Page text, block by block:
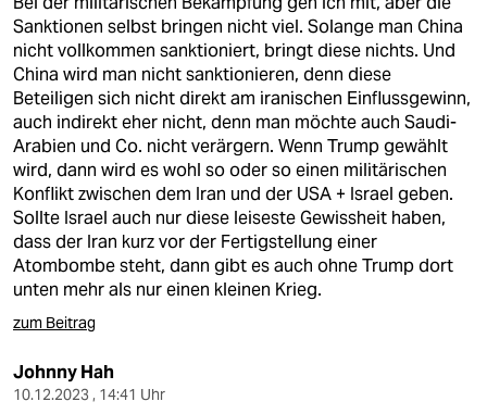
Sanktionen selbst bringen nicht viel. Solange man China
nicht vollkommen sanktioniert, bringt diese nichts. Und
China wird man nicht sanktionieren, denn diese
Beteiligen sich nicht direkt am iranischen Einflussgewinn,
auch indirekt eher nicht, denn man möchte auch Saudi-
Arabien und Co. nicht verärgern. Wenn Trump gewählt
wird, dann wird es wohl so oder so einen militärischen
Konflikt zwischen dem Iran und der USA + Israel geben.
Sollte Israel auch nur diese leiseste Gewissheit haben,
dass der Iran kurz vor der Fertigstellung einer
Atombombe steht, dann gibt es auch ohne Trump dort
unten mehr als nur einen kleinen Krieg.
zum Beitrag
Johnny Hah
10.12.2023 , 14:41 Uhr